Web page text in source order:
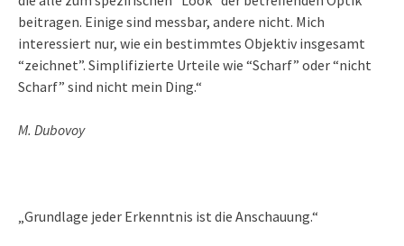
beitragen. Einige sind messbar, andere nicht. Mich
interessiert nur, wie ein bestimmtes Objektiv insgesamt
“zeichnet”. Simplifizierte Urteile wie “Scharf” oder “nicht
Scharf” sind nicht mein Ding.“
M. Dubovoy
„Grundlage jeder Erkenntnis ist die Anschauung.“